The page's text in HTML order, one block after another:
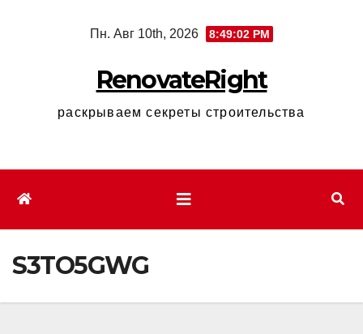
Пн. Авг 10th, 2026 8:49:03 PM
RenovateRight
раскрываем секреты строительства
S3TO5GWG